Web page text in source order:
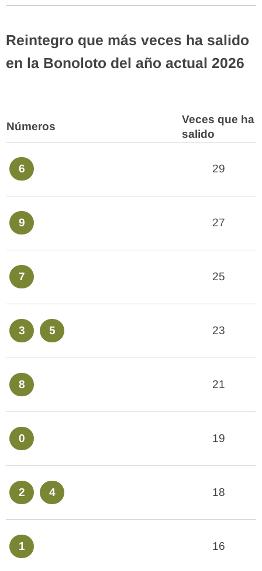
Reintegro que más veces ha salido
en la Bonoloto del año actual 2026
Números
Veces que ha
salido
6 29
9 27
7 25
3 5 23
8 21
0 19
2 4 18
1 16